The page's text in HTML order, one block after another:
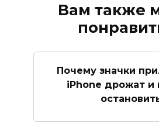
Вам также
Почему значки
iPhone дрожат и